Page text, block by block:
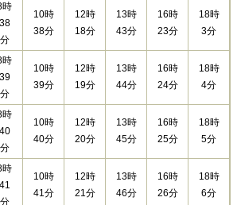
時
38
分
10時
38分
12時
18分
13時
43分
16時
23分
18時
3分
時
39
分
10時
39分
12時
19分
13時
44分
16時
24分
18時
4分
時
40
分
10時
40分
12時
20分
13時
45分
16時
25分
18時
5分
時
41
分
10時
41分
12時
21分
13時
46分
16時
26分
18時
6分